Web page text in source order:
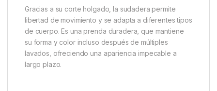
El diseño decuello redondoaporta comodidad
adicional y facilita la combinación con otras prendas,
como camisetas, camisas o chaquetas ligeras. No
limita el movimiento, lo que la hace ideal para
desplazamientos, deportes ligeros o simplemente